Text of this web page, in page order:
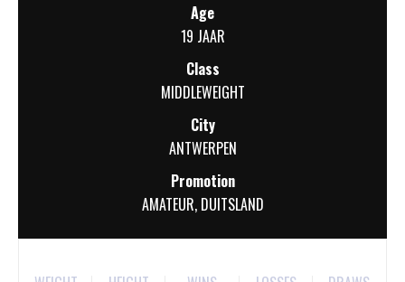
Age
19 JAAR
Class
MIDDLEWEIGHT
City
ANTWERPEN
Promotion
AMATEUR, DUITSLAND